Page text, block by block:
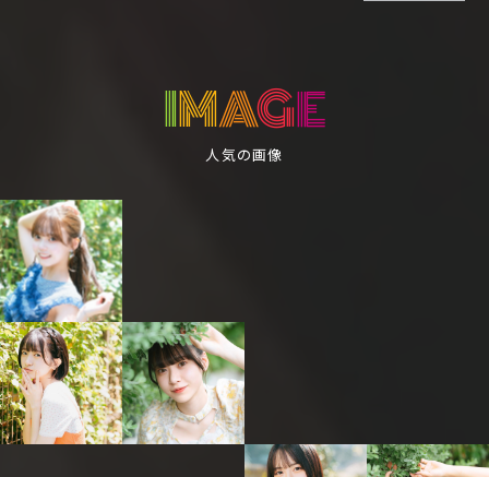
IMAGE
人気の画像